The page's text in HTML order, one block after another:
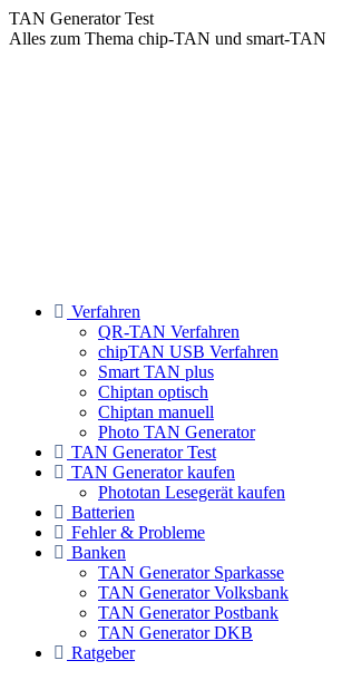
Zum
Inhalt
TAN Generator Test
Alles zum Thema chip-TAN und smart-TAN
Verfahren
QR-TAN Verfahren
chipTAN USB Verfahren
Smart TAN plus
Chiptan optisch
Chiptan manuell
Photo TAN Generator
TAN Generator Test
TAN Generator kaufen
Phototan Lesegerät kaufen
Batterien
Fehler & Probleme
Banken
TAN Generator Sparkasse
TAN Generator Volksbank
TAN Generator Postbank
TAN Generator DKB
Ratgeber